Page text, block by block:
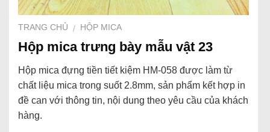
TRANG CHỦ / HỘP MICA
Hộp mica trưng bày mẫu vật 23
Hộp mica đựng tiền tiết kiệm HM-058 được làm từ
chất liệu mica trong suốt 2.8mm, sản phẩm kết hợp in
đề can với thông tin, nội dung theo yêu cầu của khách
hàng.